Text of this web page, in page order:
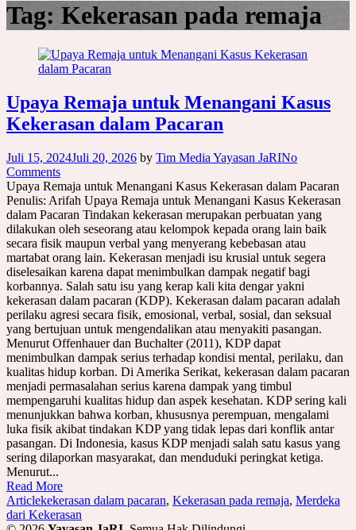
Tag: Kekerasan pada remaja
Upaya Remaja untuk Menangani Kasus
Kekerasan dalam Pacaran
Juli 15, 2024Juli 20, 2026 by Tim Media Yayasan JaRINo
Comments
Upaya Remaja untuk Menangani Kasus Kekerasan dalam Pacaran
Penulis: Arifah Upaya Remaja untuk Menangani Kasus Kekerasan
dalam Pacaran Tindakan kekerasan merupakan perbuatan yang
dilakukan oleh seseorang atau kelompok kepada orang lain baik
secara fisik maupun verbal yang menyerang kebebasan atau
martabat orang lain. Kekerasan menjadi isu krusial untuk segera
diselesaikan karena dapat menimbulkan dampak negatif bagi
korbannya. Salah satu isu yang kerap kali kita dengar yakni
kekerasan dalam pacaran (KDP). Kekerasan dalam pacaran adalah
perilaku agresi secara fisik, emosional, verbal, sosial, dan seksual
yang bertujuan untuk mengendalikan atau menyakiti pasangan.
Menurut Offenhauer dan Buchalter (2011), KDP dapat
menimbulkan dampak serius terhadap kondisi mental, perilaku, dan
kualitas hidup korban. Di Amerika Serikat, kekerasan dalam pacaran
menjadi permasalahan serius karena dampak yang timbul
mempengaruhi kualitas hidup dan aspek kesehatan. KDP sering kali
menunjukkan bahwa korban, khususnya perempuan, mengalami
luka fisik akibat tindakan KDP yang tidak lepas dari konflik antar
pasangan. Di Indonesia, kasus KDP menjadi salah satu kasus yang
sering dilaporkan masyarakat, dan menduduki peringkat ketiga.
Menurut...
Read More
Articlekekerasan dalam pacaran, Kekerasan pada remaja, Merdeka
dari Kekerasan